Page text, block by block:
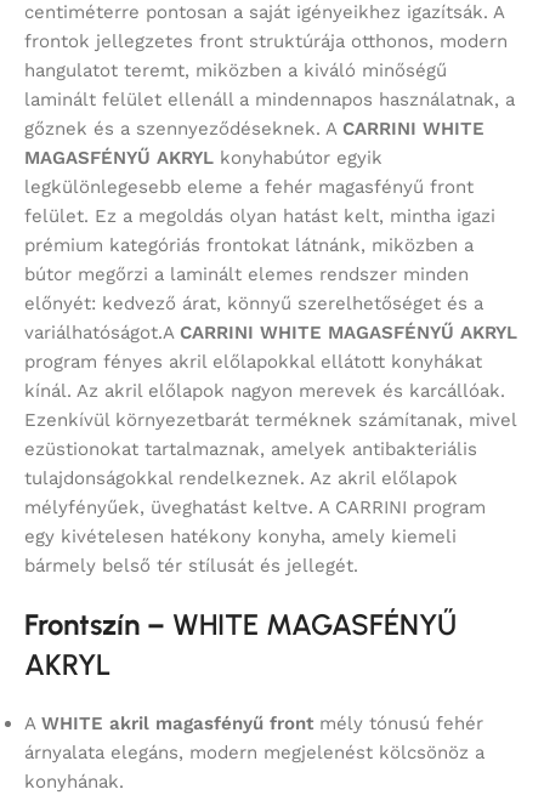
centiméterre pontosan a saját igényeikhez igazítsák. A
frontok jellegzetes front struktúrája otthonos, modern
hangulatot teremt, miközben a kiváló minőségű
laminált felület ellenáll a mindennapos használatnak, a
gőznek és a szennyeződéseknek. A CARRINI WHITE
MAGASFÉNYŰ AKRYL konyhabútor egyik
legkülönlegesebb eleme a fehér magasfényű front
felület. Ez a megoldás olyan hatást kelt, mintha igazi
prémium kategóriás frontokat látnánk, miközben a
bútor megőrzi a laminált elemes rendszer minden
előnyét: kedvező árat, könnyű szerelhetőséget és a
variálhatóságot.A CARRINI WHITE MAGASFÉNYŰ AKRYL
program fényes akril előlapokkal ellátott konyhákat
kínál. Az akril előlapok nagyon merevek és karcállóak.
Ezenkívül környezetbarát terméknek számítanak, mivel
ezüstionokat tartalmaznak, amelyek antibakteriális
tulajdonságokkal rendelkeznek. Az akril előlapok
mélyfényűek, üveghatást keltve. A CARRINI program
egy kivételesen hatékony konyha, amely kiemeli
bármely belső tér stílusát és jellegét.
Frontszín – WHITE MAGASFÉNYŰ
AKRYL
A WHITE akril magasfényű front mély tónusú fehér
árnyalata elegáns, modern megjelenést kölcsönöz a
konyhának.